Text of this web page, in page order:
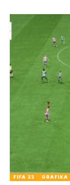
FIFA 23 GRAFIKA